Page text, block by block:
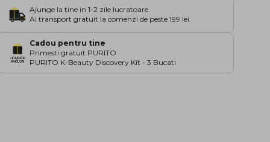
Ajunge la tine in 1-2 zile lucratoare.
Ai transport gratuit la comenzi de peste 199 lei.
Cadou pentru tine
Primesti gratuit PURITO
PURITO K-Beauty Discovery Kit - 3 Bucati